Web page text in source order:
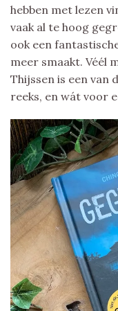
hebben met lezen
vaak al te hoog
ook een
meer smaakt. Véél
Thijssen is een van
reeks, en wát voor